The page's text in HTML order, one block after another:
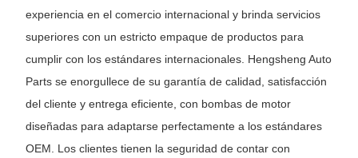
experiencia en el comercio internacional y brinda servicios
superiores con un estricto empaque de productos para
cumplir con los estándares internacionales. Hengsheng Auto
Parts se enorgullece de su garantía de calidad, satisfacción
del cliente y entrega eficiente, con bombas de motor
diseñadas para adaptarse perfectamente a los estándares
OEM. Los clientes tienen la seguridad de contar con